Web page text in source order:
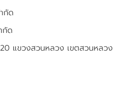
กัด
กัด
แขวงสวนหลวง เขตสวนหลวง